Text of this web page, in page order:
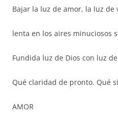
Bajar la luz de amor, la luz de
lenta en los aires minuciosos
Fundida luz de Dios con luz
Qué claridad de pronto. Qué
AMOR